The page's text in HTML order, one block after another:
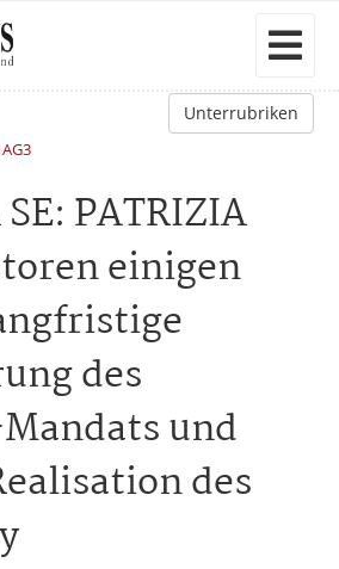
Unterrubriken
PATRIZIA
einigen
des
und
des